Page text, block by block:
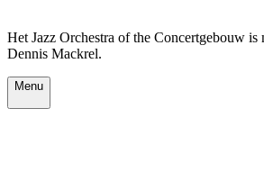
Het Jazz Orchestra of the Concertgebouw
Dennis Mackrel.
Menu